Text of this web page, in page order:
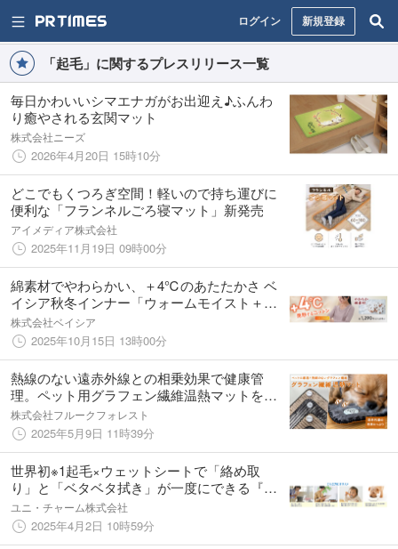
ログイン 新規登録
「起毛」に関するプレスリリース一覧
毎日かわいいシマエナガがお出迎え♪ふんわ
り癒やされる玄関マット
株式会社ニーズ
2026年4月20日 15時10分
どこでもくつろぎ空間！軽いので持ち運びに
便利な「フランネルごろ寝マット」新発売
アイメディア株式会社
2025年11月19日 09時00分
綿素材でやわらかい、＋4℃のあたたかさ ベ
イシア秋冬インナー「ウォームモイスト＋
4℃発熱するコットン」リニューアル
株式会社ベイシア
2025年10月15日 13時00分
熱線のない遠赤外線との相乗効果で健康管
理。ペット用グラフェン繊維温熱マットを先
行予約開始
株式会社フルークフォレスト
2025年5月9日 11時39分
世界初※1起毛×ウェットシートで「絡め取
り」と「ベタベタ拭き」が一度にできる『ウ
ェーブ1枚完結フロア用起毛ウェットシート』
新発売
ユニ・チャーム株式会社
2025年4月2日 10時59分